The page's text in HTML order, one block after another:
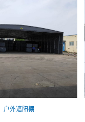
户外遮阳棚